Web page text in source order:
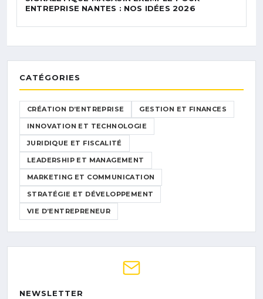
ENTREPRISE NANTES : NOS IDÉES 2026
CATÉGORIES
CRÉATION D’ENTREPRISE GESTION ET FINANCES
INNOVATION ET TECHNOLOGIE
JURIDIQUE ET FISCALITÉ
LEADERSHIP ET MANAGEMENT
MARKETING ET COMMUNICATION
STRATÉGIE ET DÉVELOPPEMENT
VIE D’ENTREPRENEUR
NEWSLETTER